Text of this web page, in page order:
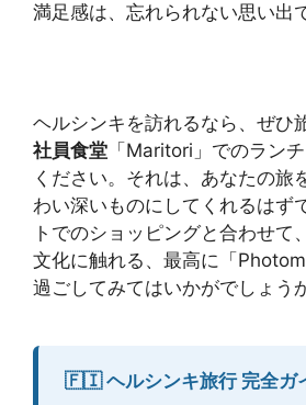
満足感は、忘れられない思い出
ヘルシンキを訪れるなら、ぜひ
社員食堂 「Maritori」でのラン
ください。それは、あなたの旅
わい深いものにしてくれるはず
トでのショッピングと合わせて
文化に触れる、最高に「
過ごしてみてはいかがでしょう
🇫🇮 ヘルシンキ旅行 完全ガ